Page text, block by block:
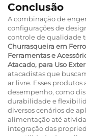
Conclusão
A combinação de
configurações de
controle de qualidade
Churrasqueira em
Ferramentas e
Atacado, para Uso
atacadistas que
ar livre. Esses
desempenho, como
durabilidade e
diversos cenários de
alimentação até
integração das